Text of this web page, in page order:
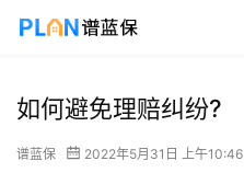
如何避免理赔纠纷?
谱蓝保 2022年5月31日 上午10:46